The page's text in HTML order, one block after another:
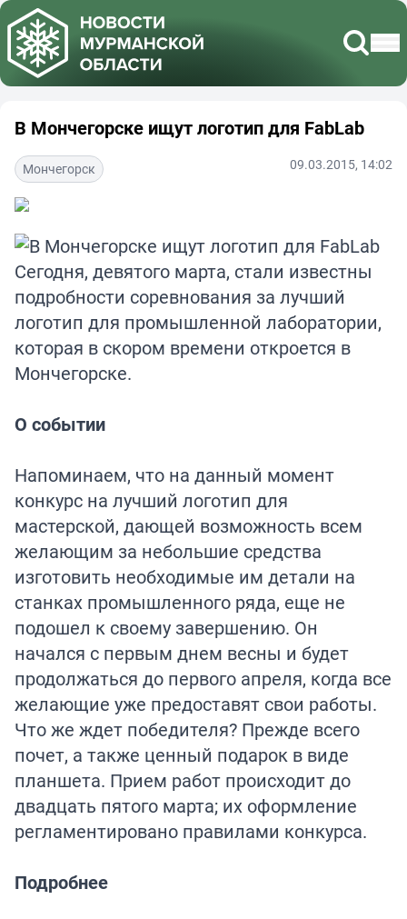
В Мончегорске ищут логотип для FabLab
Мончегорск 09.03.2015, 14:02
Сегодня, девятого марта, стали известны
подробности соревнования за лучший
логотип для промышленной лаборатории,
которая в скором времени откроется в
Мончегорске.
О событии
Напоминаем, что на данный момент
конкурс на лучший логотип для
мастерской, дающей возможность всем
желающим за небольшие средства
изготовить необходимые им детали на
станках промышленного ряда, еще не
подошел к своему завершению. Он
начался с первым днем весны и будет
продолжаться до первого апреля, когда все
желающие уже предоставят свои работы.
Что же ждет победителя? Прежде всего
почет, а также ценный подарок в виде
планшета. Прием работ происходит до
двадцать пятого марта; их оформление
регламентировано правилами конкурса.
Подробнее